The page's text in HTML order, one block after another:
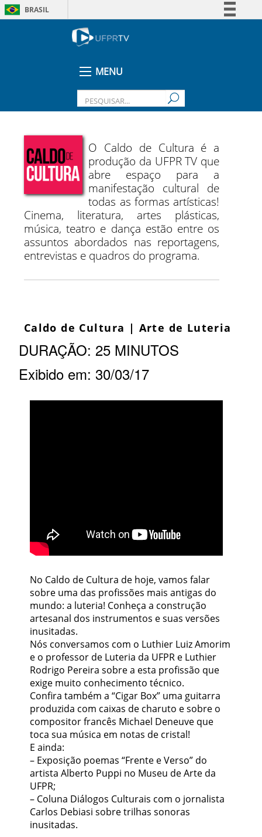
BRASIL
Legislação
MENU
O Caldo de Cultura é a
produção da UFPR TV que
abre espaço para a
manifestação cultural de
todas as formas artísticas!
Cinema, literatura, artes plásticas,
música, teatro e dança estão entre os
assuntos abordados nas reportagens,
entrevistas e quadros do programa.
Caldo de Cultura | Arte de Luteria
DURAÇÃO: 25 MINUTOS
Exibido em: 30/03/17
No Caldo de Cultura de hoje, vamos falar
sobre uma das profissões mais antigas do
mundo: a luteria! Conheça a construção
artesanal dos instrumentos e suas versões
inusitadas.
Nós conversamos com o Luthier Luiz Amorim
e o professor de Luteria da UFPR e Luthier
Rodrigo Pereira sobre a esta profissão que
exige muito conhecimento técnico.
Confira também a “Cigar Box” uma guitarra
produzida com caixas de charuto e sobre o
compositor francês Michael Deneuve que
toca sua música em notas de cristal!
E ainda:
– Exposição poemas “Frente e Verso” do
artista Alberto Puppi no Museu de Arte da
UFPR;
– Coluna Diálogos Culturais com o jornalista
Carlos Debiasi sobre trilhas sonoras
inusitadas.